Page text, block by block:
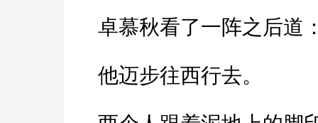
卓慕秋看了一阵之后道
他迈步往西行去。